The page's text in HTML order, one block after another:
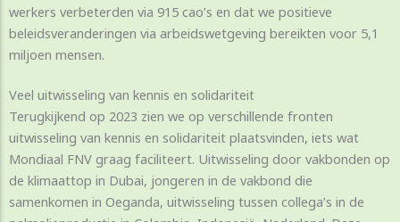
werkers verbeterden via 915 cao’s en dat we positieve
beleidsveranderingen via arbeidswetgeving bereikten voor 5,1
miljoen mensen.
Veel uitwisseling van kennis en solidariteit
Terugkijkend op 2023 zien we op verschillende fronten
uitwisseling van kennis en solidariteit plaatsvinden, iets wat
Mondiaal FNV graag faciliteert. Uitwisseling door vakbonden op
de klimaattop in Dubai, jongeren in de vakbond die
samenkomen in Oeganda, uitwisseling tussen collega’s in de